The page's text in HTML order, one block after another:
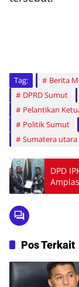
Tag: Berita
DPRD Sumut
Pelantikan
Politik Sumut
Sumatera utara
DPD
Pos Terkait